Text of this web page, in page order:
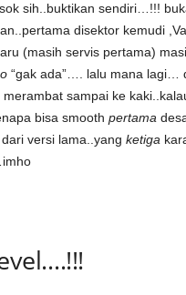
sih..buktikan sendiri…!!!
disektor kemudi
(masih servis pertama)
“gak ada”…. lalu mana lagi…
sampai ke
bisa smooth pertama
versi lama..yang ketiga